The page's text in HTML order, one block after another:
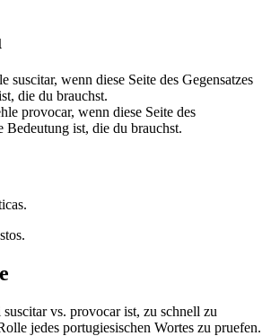
suscitar, wenn diese Seite des Gegensatzes
die du brauchst.
provocar, wenn diese Seite des
Bedeutung ist, die du brauchst.
vs. provocar ist, zu schnell zu
jedes portugiesischen Wortes zu pruefen.